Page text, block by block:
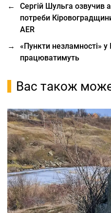
←
Сергій Шульга озвучив
потреби
AER
→
«Пункти незламності»
працюватимуть
Вас також